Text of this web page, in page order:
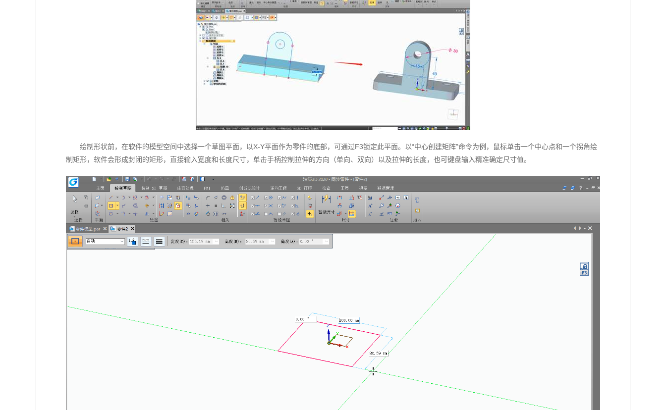
绘制形状前，在软件的模型空间中选择一个草图平面，以X-Y平面作为零件的底部，可通过F3锁定此平面。以“中心创建矩阵”命令为例，鼠标单击一个中心点和一个拐角绘
制矩形，软件会形成封闭的矩形，直接输入宽度和长度尺寸，单击手柄控制拉伸的方向（单向、双向）以及拉伸的长度，也可键盘输入精准确定尺寸值。